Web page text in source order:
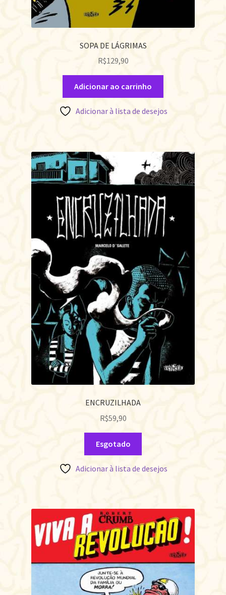
SOPA DE LÁGRIMAS
R$129,90
Adicionar ao carrinho
Adicionar à lista de desejos
ENCRUZILHADA
R$59,90
Esgotado
Adicionar à lista de desejos